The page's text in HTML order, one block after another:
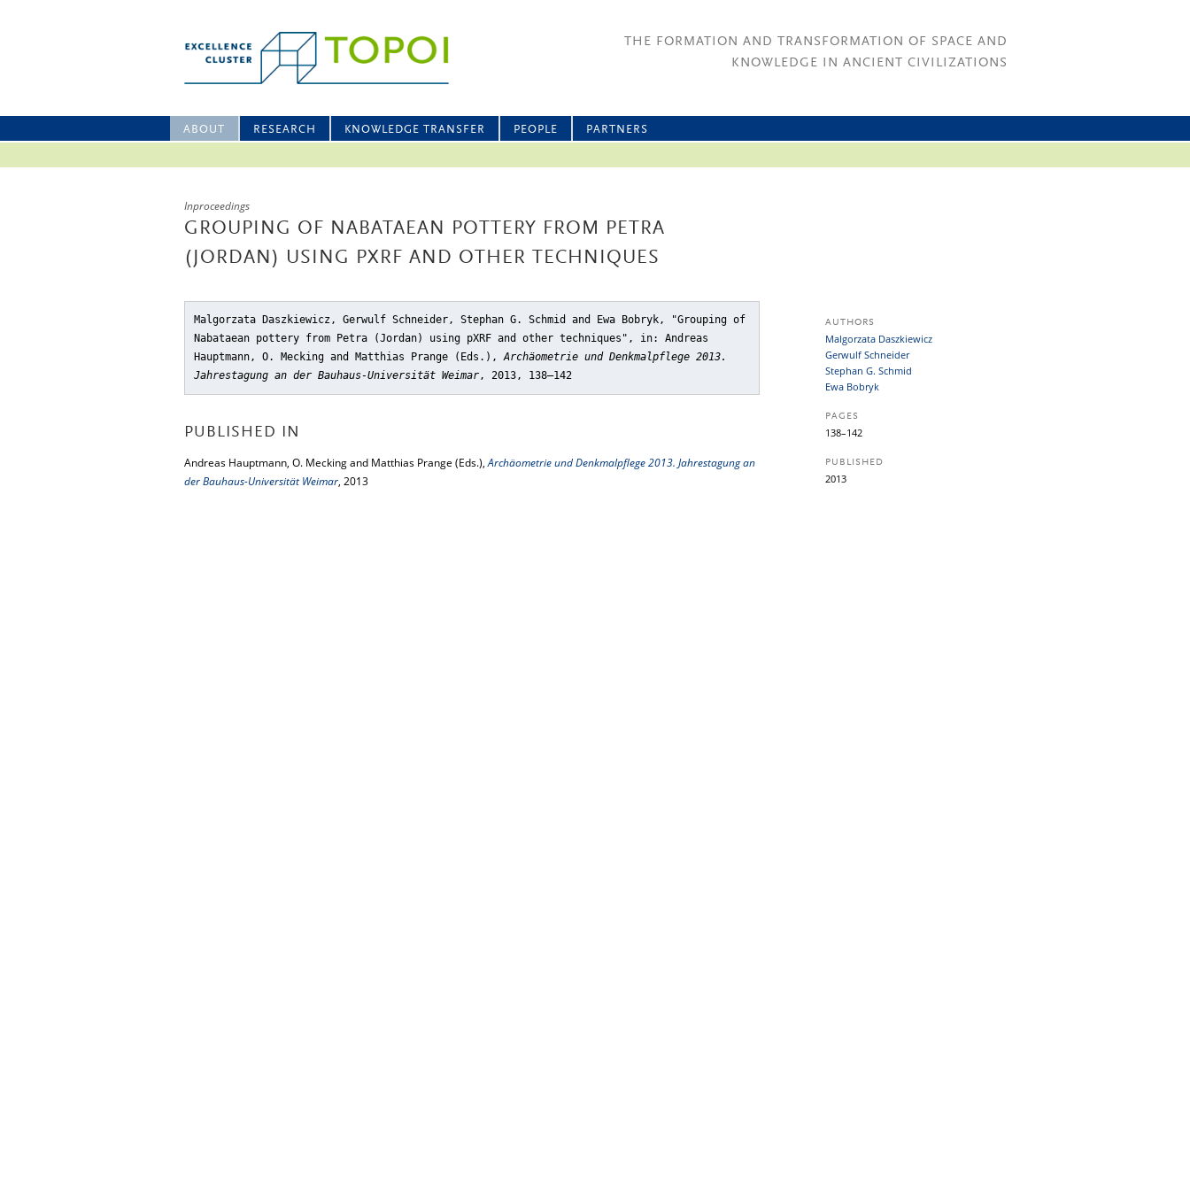
THE FORMATION AND TRANSFORMATION OF SPACE AND
KNOWLEDGE IN ANCIENT CIVILIZATIONS
ABOUT RESEARCH KNOWLEDGE TRANSFER PEOPLE PARTNERS
Inproceedings
GROUPING OF NABATAEAN POTTERY FROM PETRA
(JORDAN) USING PXRF AND OTHER TECHNIQUES
Malgorzata Daszkiewicz, Gerwulf Schneider, Stephan G. Schmid and Ewa Bobryk, "Grouping of
Nabataean pottery from Petra (Jordan) using pXRF and other techniques" , in: Andreas
Hauptmann, O. Mecking and Matthias Prange (Eds.),Archäometrie und Denkmalpflege 2013.
Jahrestagung an der Bauhaus-Universität Weimar, 2013, 138–142
PUBLISHED IN
Andreas Hauptmann, O. Mecking and Matthias Prange (Eds.),Archäometrie und Denkmalpflege 2013. Jahrestagung an
der Bauhaus-Universität Weimar, 2013
AUTHORS
Malgorzata Daszkiewicz
Gerwulf Schneider
Stephan G. Schmid
Ewa Bobryk
PAGES
138–142
PUBLISHED
2013